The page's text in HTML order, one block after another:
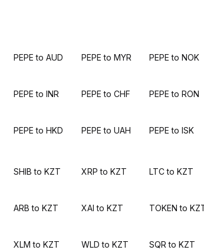
PEPE to AUD PEPE to MYR PEPE to NOK
PEPE to INR PEPE to CHF PEPE to RON
PEPE to HKD PEPE to UAH PEPE to ISK
SHIB to KZT XRP to KZT LTC to KZT
ARB to KZT XAI to KZT TOKEN to
XLM to KZT WLD to KZT SQR to KZT